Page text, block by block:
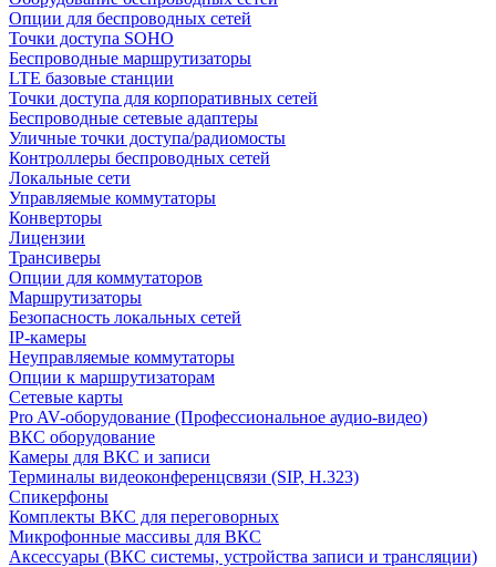
Опции для беспроводных сетей
Точки доступа SOHO
Беспроводные маршрутизаторы
LTE базовые станции
Точки доступа для корпоративных сетей
Беспроводные сетевые адаптеры
Уличные точки доступа/радиомосты
Контроллеры беспроводных сетей
Локальные сети
Управляемые коммутаторы
Конверторы
Лицензии
Трансиверы
Опции для коммутаторов
Маршрутизаторы
Безопасность локальных сетей
IP-камеры
Неуправляемые коммутаторы
Опции к маршрутизаторам
Сетевые карты
Pro AV-оборудование (Профессиональное аудио-видео)
ВКС оборудование
Камеры для ВКС и записи
Терминалы видеоконференцсвязи (SIP, H.323)
Спикерфоны
Комплекты ВКС для переговорных
Микрофонные массивы для ВКС
Аксессуары (ВКС системы, устройства записи и трансляции)